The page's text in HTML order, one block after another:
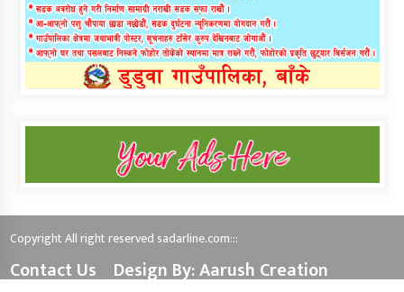
Copyright All right reserved sadarline.com:::
Contact Us Design By: Aarush Creation